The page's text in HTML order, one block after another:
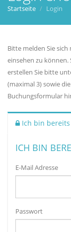
Startseite Login
Bitte melden Sie
einsehen zu können.
erstellen Sie bitte
(maximal 3) sowie
Buchungsformular
Ich bin
ICH BIN
E-Mail Adresse
Passwort